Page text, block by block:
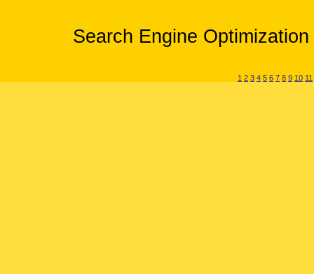
Search Engine
1 2 3 4 5 6 7 8 9 10 11